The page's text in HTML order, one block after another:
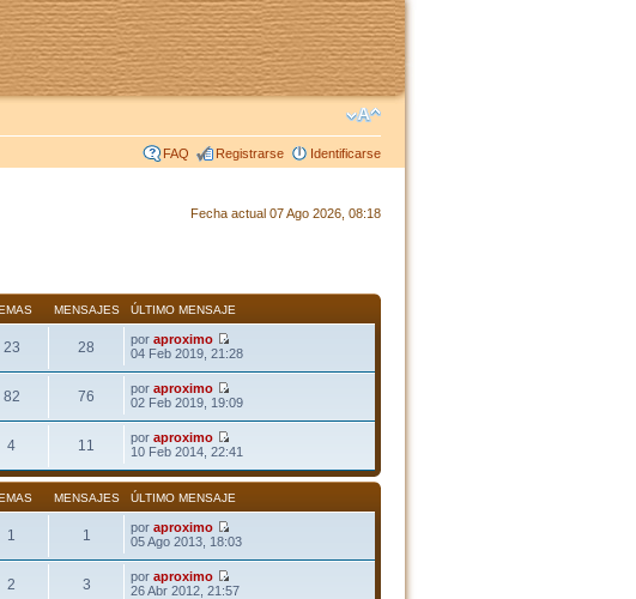
FAQ Registrarse Identificarse
Fecha actual 07 Ago 2026, 08:18
MENSAJES ÚLTIMO MENSAJE
23 28 poraproximo
04 Feb 2019, 21:28
82 76 poraproximo
02 Feb 2019, 19:09
4 11 poraproximo
10 Feb 2014, 22:41
MENSAJES ÚLTIMO MENSAJE
1 1 poraproximo
05 Ago 2013, 18:03
2 3 poraproximo
26 Abr 2012, 21:57